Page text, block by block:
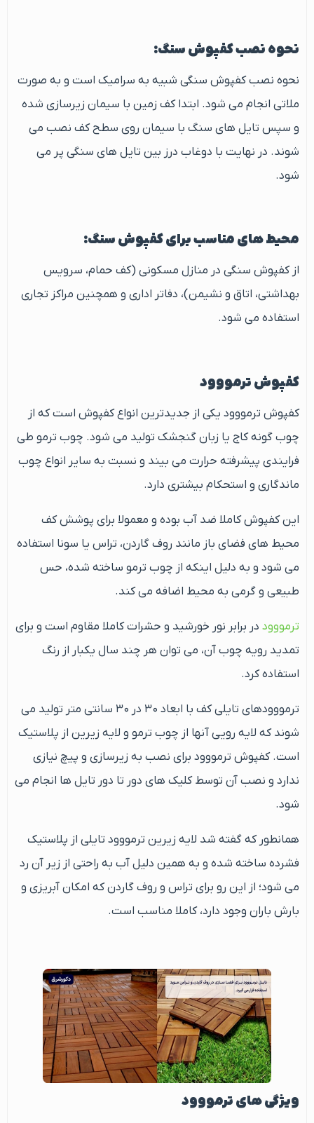
نحوه نصب کفپوش سنگ:
نحوه نصب کفپوش سنگی شبیه به سرامیک است و به صورت
ملاتی انجام می شود. ابتدا کف زمین با سیمان زیرسازی شده
و سپس تایل های سنگ با سیمان روی سطح کف نصب می
شوند. در نهایت با دوغاب درز بین تایل های سنگی پر می
شود.
محیط های مناسب برای کفپوش سنگ:
از کفپوش سنگی در منازل مسکونی (کف حمام، سرویس
بهداشتی، اتاق و نشیمن)، دفاتر اداری و همچنین مراکز تجاری
استفاده می شود.
کفپوش ترمووود
کفپوش ترمووود یکی از جدیدترین انواع کفپوش است که از
چوب گونه کاج یا زبان گنجشک تولید می شود. چوب ترمو طی
فرایندی پیشرفته حرارت می بیند و نسبت به سایر انواع چوب
ماندگاری و استحکام بیشتری دارد.
این کفپوش کاملا ضد آب بوده و معمولا برای پوشش کف
محیط های فضای باز مانند روف گاردن، تراس یا سونا استفاده
می شود و به دلیل اینکه از چوب ترمو ساخته شده، حس
طبیعی و گرمی به محیط اضافه می کند.
ترمووود در برابر نور خورشید و حشرات کاملا مقاوم است و برای
تمدید رویه چوب آن، می توان هر چند سال یکبار از رنگ
استفاده کرد.
ترمووودهای تایلی کف با ابعاد ۳۰ در ۳۰ سانتی متر تولید می
شوند که لایه رویی آنها از چوب ترمو و لایه زیرین از پلاستیک
است. کفپوش ترمووود برای نصب به زیرسازی و پیچ نیازی
ندارد و نصب آن توسط کلیک های دور تا دور تایل ها انجام می
شود.
همانطور که گفته شد لایه زیرین ترمووود تایلی از پلاستیک
فشرده ساخته شده و به همین دلیل آب به راحتی از زیر آن رد
می شود؛ از این رو برای تراس و روف گاردن که امکان آبریزی و
بارش باران وجود دارد، کاملا مناسب است.
ویژگی های ترمووود